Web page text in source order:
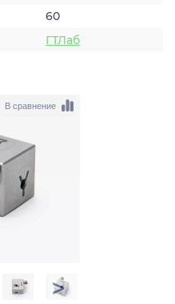
60
ГТЛаб
В сравнение
>